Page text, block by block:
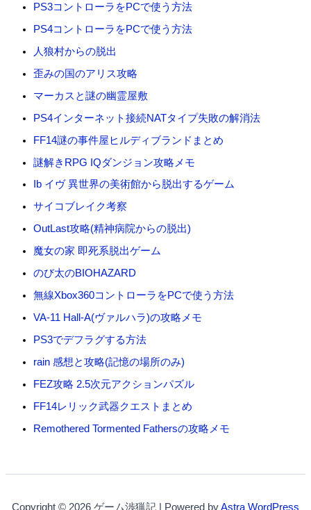
PS3コントローラをPCで使う方法
PS4コントローラをPCで使う方法
人狼村からの脱出
歪みの国のアリス攻略
マーカスと謎の幽霊屋敷
PS4インターネット接続NATタイプ失敗の解消法
FF14謎の事件屋ヒルディブランドまとめ
謎解きRPG IQダンジョン攻略メモ
Ib イヴ 異世界の美術館から脱出するゲーム
サイコブレイク考察
OutLast攻略(精神病院からの脱出)
魔女の家 即死系脱出ゲーム
のび太のBIOHAZARD
無線Xbox360コントローラをPCで使う方法
VA-11 Hall-A(ヴァルハラ)の攻略メモ
PS3でデフラグする方法
rain 感想と攻略(記憶の場所のみ)
FEZ攻略 2.5次元アクションパズル
FF14レリック武器クエストまとめ
Remothered Tormented Fathersの攻略メモ
Copyright © 2026 ゲーム渉猟記 | Powered byAstra WordPress